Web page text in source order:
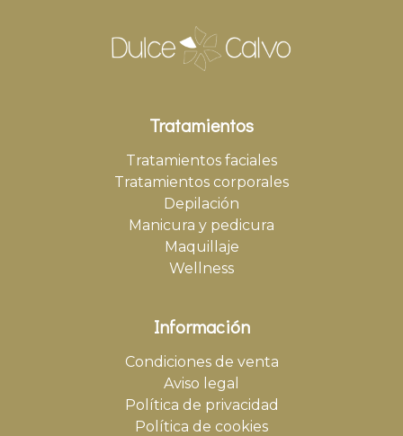
Tratamientos
Tratamientos faciales
Tratamientos corporales
Depilación
Manicura y pedicura
Maquillaje
Wellness
Información
Condiciones de venta
Aviso legal
Política de privacidad
Política de cookies